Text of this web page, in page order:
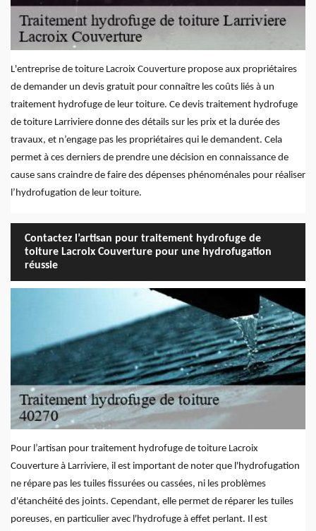
L'entreprise de toiture Lacroix Couverture propose aux propriétaires
de demander un devis gratuit pour connaître les coûts liés à un
traitement hydrofuge de leur toiture. Ce devis traitement hydrofuge
de toiture Larriviere donne des détails sur les prix et la durée des
travaux, et n’engage pas les propriétaires qui le demandent. Cela
permet à ces derniers de prendre une décision en connaissance de
cause sans craindre de faire des dépenses phénoménales pour réaliser
l’hydrofugation de leur toiture.
Contactez l’artisan pour traitement hydrofuge de
toiture Lacroix Couverture pour une hydrofugation
réussie
Pour l’artisan pour traitement hydrofuge de toiture Lacroix
Couverture à Larriviere, il est important de noter que l'hydrofugation
ne répare pas les tuiles fissurées ou cassées, ni les problèmes
d'étanchéité des joints. Cependant, elle permet de réparer les tuiles
poreuses, en particulier avec l'hydrofuge à effet perlant. Il est